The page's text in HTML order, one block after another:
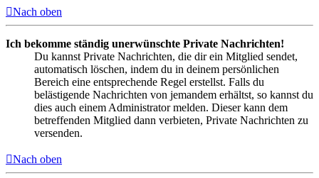
Nach oben
Ich bekomme ständig unerwünschte Private Nachrichten!
Du kannst Private Nachrichten, die dir ein Mitglied sendet,
automatisch löschen, indem du in deinem persönlichen
Bereich eine entsprechende Regel erstellst. Falls du
belästigende Nachrichten von jemandem erhältst, so kannst du
dies auch einem Administrator melden. Dieser kann dem
betreffenden Mitglied dann verbieten, Private Nachrichten zu
versenden.
Nach oben